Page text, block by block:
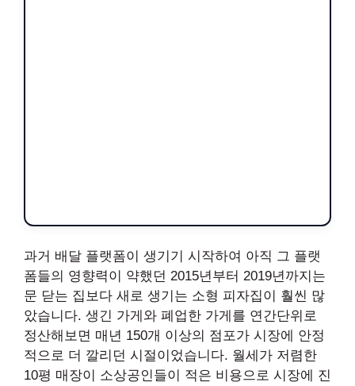
과거 배달 플랫폼이 생기기 시작하여 아직 그 플랫
폼들의 영향력이 약했던 2015년부터 2019년까지는
문 닫는 집보다 새로 생기는 소형 피자집이 훨씬 많
았습니다. 생긴 가게와 폐업한 가게를 연간단위로
정산해보면 매년 150개 이상의 점포가 시장에 안정
적으로 더 깔리던 시절이었습니다. 월세가 저렴한
10평 매장이 소상공인들이 적은 비용으로 시장에 진